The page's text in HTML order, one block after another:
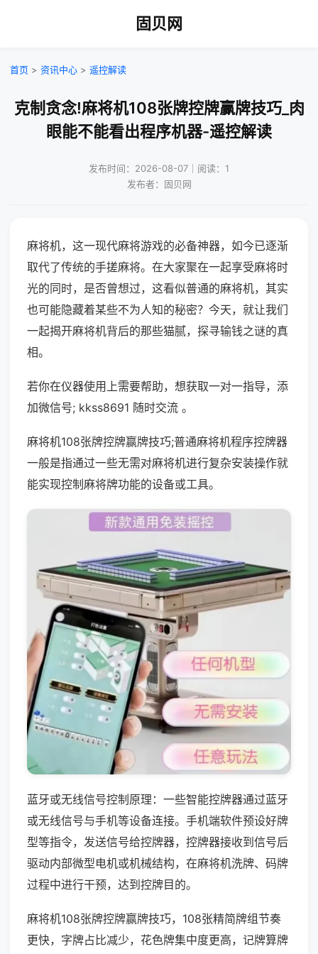
固贝网
首页 > 资讯中心 > 遥控解读
克制贪念!麻将机108张牌控牌赢牌技巧_肉
眼能不能看出程序机器-遥控解读
发布时间：2026-08-07｜阅读：1
发布者：固贝网
麻将机，这一现代麻将游戏的必备神器，如今已逐渐
取代了传统的手搓麻将。在大家聚在一起享受麻将时
光的同时，是否曾想过，这看似普通的麻将机，其实
也可能隐藏着某些不为人知的秘密？今天，就让我们
一起揭开麻将机背后的那些猫腻，探寻输钱之谜的真
相。
若你在仪器使用上需要帮助，想获取一对一指导，添
加微信号; kkss8691 随时交流 。
麻将机108张牌控牌赢牌技巧;普通麻将机程序控牌器
一般是指通过一些无需对麻将机进行复杂安装操作就
能实现控制麻将牌功能的设备或工具。
蓝牙或无线信号控制原理：一些智能控牌器通过蓝牙
或无线信号与手机等设备连接。手机端软件预设好牌
型等指令，发送信号给控牌器，控牌器接收到信号后
驱动内部微型电机或机械结构，在麻将机洗牌、码牌
过程中进行干预，达到控牌目的。
麻将机108张牌控牌赢牌技巧，108张精简牌组节奏
更快，字牌占比减少，花色牌集中度更高，记牌算牌